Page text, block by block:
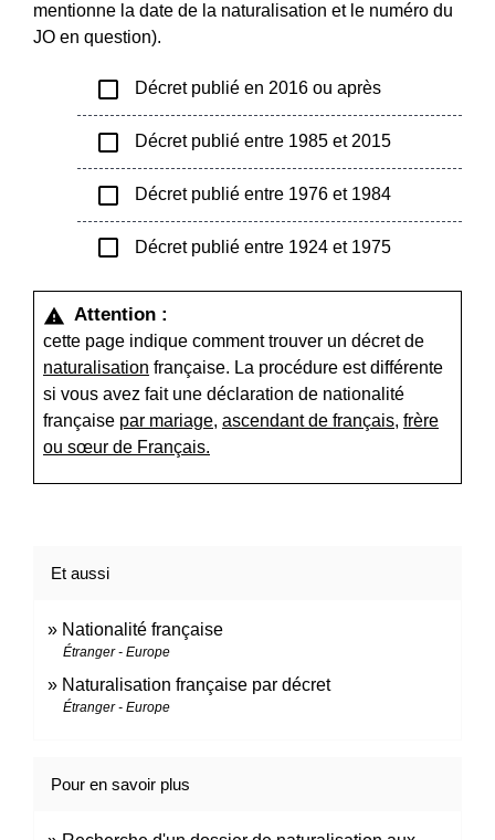
mentionne la date de la naturalisation et le numéro du
JO en question).
check_box_outline_blank Décret publié en 2016 ou après
check_box_outline_blank Décret publié entre 1985 et 2015
check_box_outline_blank Décret publié entre 1976 et 1984
check_box_outline_blank Décret publié entre 1924 et 1975
warning Attention :
cette page indique comment trouver un décret de
naturalisation française. La procédure est différente
si vous avez fait une déclaration de nationalité
française par mariage, ascendant de français, frère
ou sœur de Français.
Et aussi
Nationalité française
Étranger - Europe
Naturalisation française par décret
Étranger - Europe
Pour en savoir plus